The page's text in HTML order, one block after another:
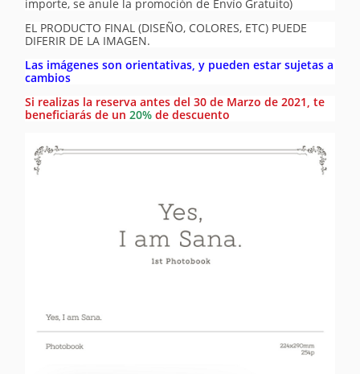
importe, se anule la promoción de Envío Gratuito)
EL PRODUCTO FINAL (DISEÑO, COLORES, ETC) PUEDE
DIFERIR DE LA IMAGEN.
Las imágenes son orientativas, y pueden estar sujetas a
cambios
Si realizas la reserva antes del 30 de Marzo de 2021, te
beneficiarás de un 20% de descuento